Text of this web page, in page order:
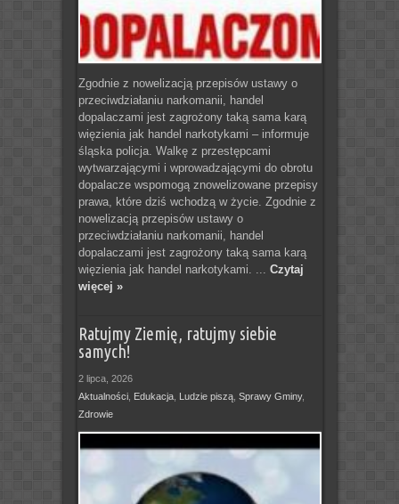
Zgodnie z nowelizacją przepisów ustawy o
przeciwdziałaniu narkomanii, handel
dopalaczami jest zagrożony taką sama karą
więzienia jak handel narkotykami – informuje
śląska policja. Walkę z przestępcami
wytwarzającymi i wprowadzającymi do obrotu
dopalacze wspomogą znowelizowane przepisy
prawa, które dziś wchodzą w życie. Zgodnie z
nowelizacją przepisów ustawy o
przeciwdziałaniu narkomanii, handel
dopalaczami jest zagrożony taką sama karą
więzienia jak handel narkotykami. ... Czytaj
więcej »
Ratujmy Ziemię, ratujmy siebie
samych!
2 lipca, 2026
Aktualności, Edukacja, Ludzie piszą, Sprawy Gminy,
Zdrowie